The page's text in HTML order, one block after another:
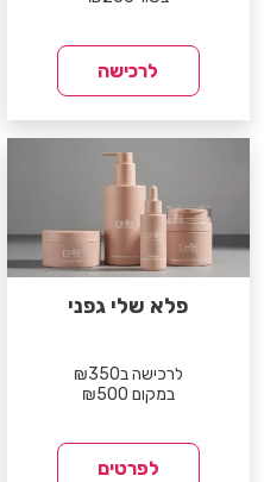
לרכישה
פלא שלי גפני
לרכישה ב₪350
במקום ₪500
לפרטים